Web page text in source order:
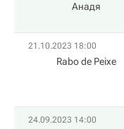
Анадя
21.10.2023 18:00
Rabo de Peixe
24.09.2023 14:00